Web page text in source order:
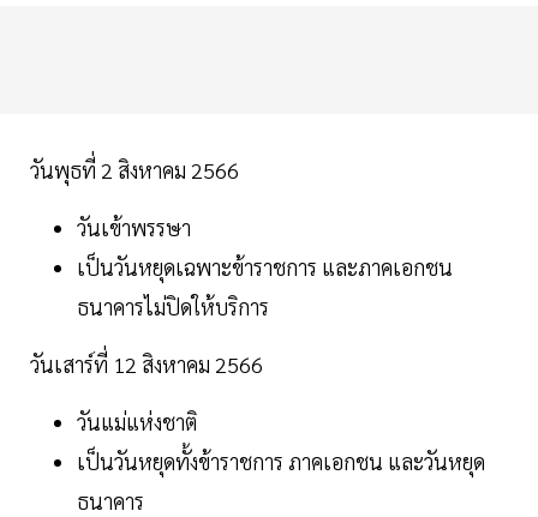
วันพุธที่ 2 สิงหาคม 2566
วันเข้าพรรษา
เป็นวันหยุดเฉพาะข้าราชการ และภาคเอกชน
ธนาคารไม่ปิดให้บริการ
วันเสาร์ที่ 12 สิงหาคม 2566
วันแม่แห่งชาติ
เป็นวันหยุดทั้งข้าราชการ ภาคเอกชน และวันหยุด
ธนาคาร